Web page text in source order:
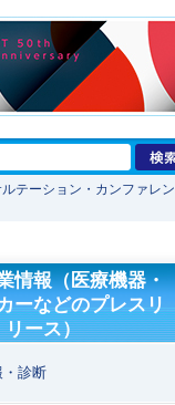
テーション・カンファレン
情報（医療機器・
ーなどのプレスリ
リース）
・診断